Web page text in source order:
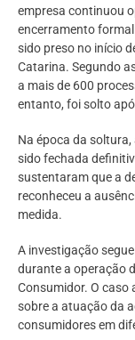
empresa continuou
encerramento
sido preso no início
Catarina. Segundo
a mais de 600
entanto, foi solto
Na época da
sido fechada
sustentaram que a
reconheceu a
medida.
A investigação
durante a operação
Consumidor. O caso
sobre a atuação da
consumidores em